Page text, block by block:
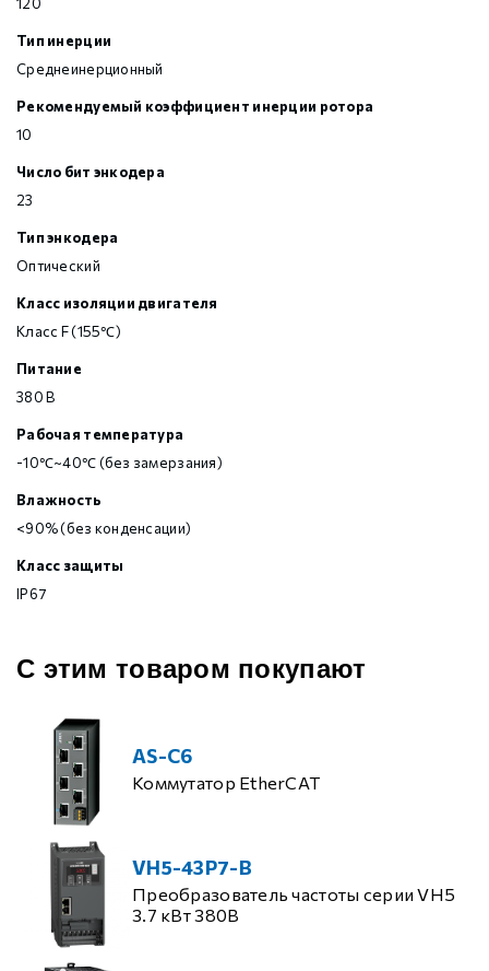
Тип инерции
Среднеинерционный
Рекомендуемый коэффициент инерции ротора
10
Число бит энкодера
23
Тип энкодера
Оптический
Класс изоляции двигателя
Класс F (155℃)
Питание
380 В
Рабочая температура
-10℃~40℃ (без замерзания)
Влажность
<90% (без конденсации)
Класс защиты
IP67
С этим товаром покупают
AS-C6
Коммутатор EtherCAT
VH5-43P7-B
Преобразователь частоты серии VH5
3.7 кВт 380В